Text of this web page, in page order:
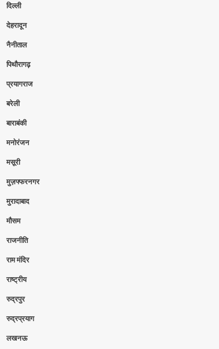
दिल्ली
देहरादून
नैनीताल
पिथौरागढ़
प्रयागराज
बरेली
बाराबंकी
मनोरंजन
मसूरी
मुज़फ्फरनगर
मुरादाबाद
मौसम
राजनीति
राम मंदिर
राष्ट्रीय
रुद्रपुर
रुद्रप्रयाग
लखनऊ